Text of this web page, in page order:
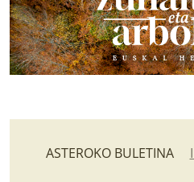
ASTEROKO BULETINA